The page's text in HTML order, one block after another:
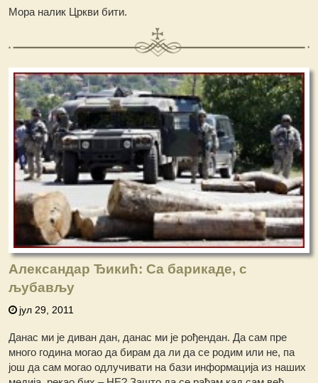
Mора налик Цркви бити.
Александар Ђикић: Са барикаде, с
љубављу
јул 29, 2011
Данас ми је диван дан, данас ми је рођендан. Да сам пре
много година могао да бирам да ли да се родим или не, па
још да сам могао одлучивати на бази информација из наших